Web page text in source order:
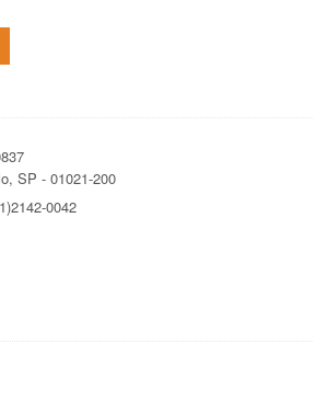
SP - 01021-200
0042